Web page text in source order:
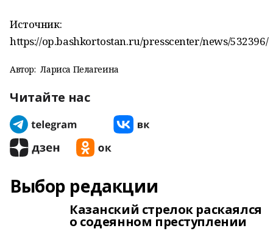
Источник:
https://op.bashkortostan.ru/presscenter/news/532396/
Автор: Лариса Пелагеина
Читайте нас
Выбор редакции
Казанский стрелок раскаялся
о содеянном преступлении